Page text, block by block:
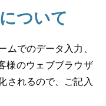
ついて
でのデータ入力、
様のウェブブラウザ
されるので、ご記入